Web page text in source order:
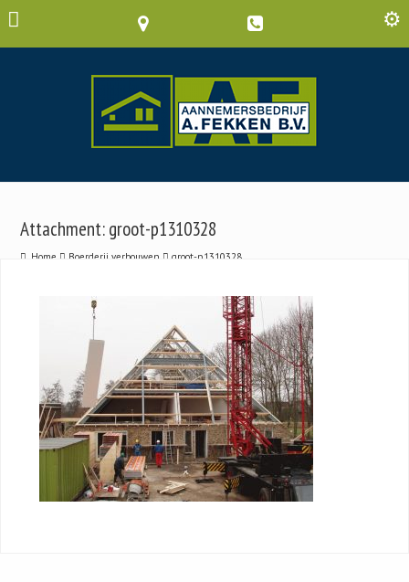
Attachment: groot-p1310328
Home Boerderij verbouwen groot-p1310328